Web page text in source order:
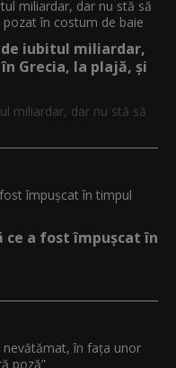
iubitul miliardar,
Grecia, la plajă, și
miliardar, dar nu stă să
ce a fost împușcat în